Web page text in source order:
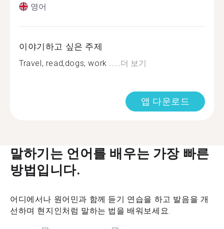
영어
이야기하고 싶은 주제
Travel, read,dogs, work ..... 더 보기
앱 다운로드
말하기는 언어를 배우는 가장 빠른
방법입니다.
어디에서나 원어민과 함께 듣기 연습을 하고 발음을 개
선하며 현지인처럼 말하는 법을 배워보세요.